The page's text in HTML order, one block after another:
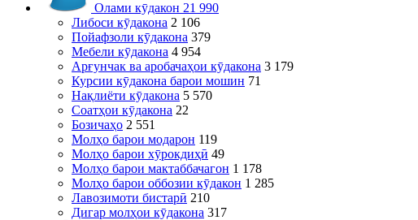
Олами кӯдакон 21 990
Либоси кӯдакона 2 106
Пойафзоли кӯдакона 379
Мебели кӯдакона 4 954
Арғунчак ва аробачаҳои кӯдакона 3 179
Курсии кӯдакона барои мошин 71
Нақлиёти кӯдакона 5 570
Соатҳои кӯдакона 22
Бозичаҳо 2 551
Молҳо барои модарон 119
Молҳо барои хӯрокдиҳӣ 49
Молҳо барои мактаббачагон 1 178
Молҳо барои оббозии кӯдакон 1 285
Лавозимоти бистарӣ 210
Дигар молҳои кӯдакона 317